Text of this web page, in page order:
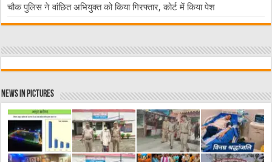
चौक पुलिस ने वांछित अभियुक्त को किया गिरफ्तार, कोर्ट में किया पेश
News in Pictures